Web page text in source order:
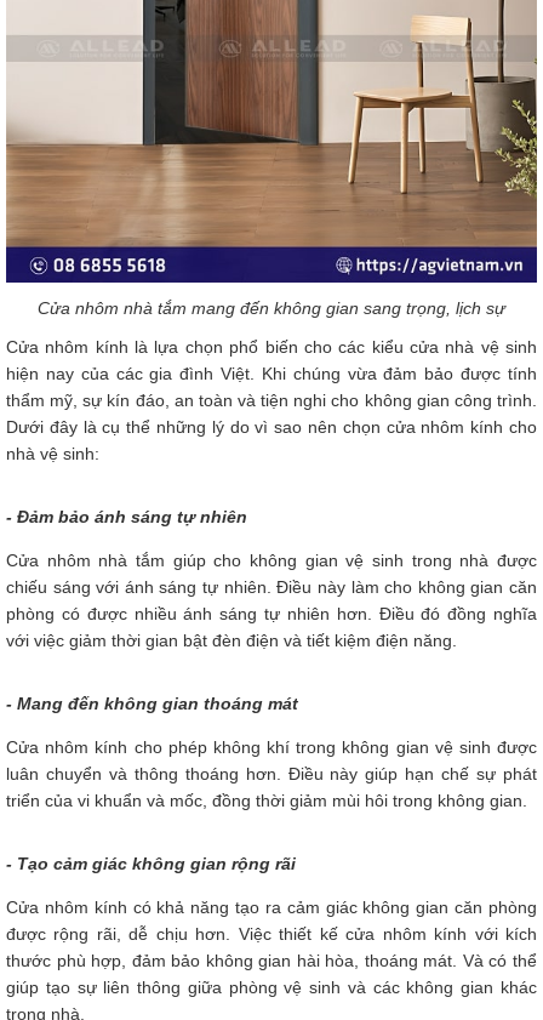
Cửa nhôm nhà tắm mang đến không gian sang trọng, lịch sự
Cửa nhôm kính là lựa chọn phổ biến cho các kiểu cửa nhà vệ sinh
hiện nay của các gia đình Việt. Khi chúng vừa đảm bảo được tính
thẩm mỹ, sự kín đáo, an toàn và tiện nghi cho không gian công trình.
Dưới đây là cụ thể những lý do vì sao nên chọn cửa nhôm kính cho
nhà vệ sinh:
- Đảm bảo ánh sáng tự nhiên
Cửa nhôm nhà tắm giúp cho không gian vệ sinh trong nhà được
chiếu sáng với ánh sáng tự nhiên. Điều này làm cho không gian căn
phòng có được nhiều ánh sáng tự nhiên hơn. Điều đó đồng nghĩa
với việc giảm thời gian bật đèn điện và tiết kiệm điện năng.
- Mang đến không gian thoáng mát
Cửa nhôm kính cho phép không khí trong không gian vệ sinh được
luân chuyển và thông thoáng hơn. Điều này giúp hạn chế sự phát
triển của vi khuẩn và mốc, đồng thời giảm mùi hôi trong không gian.
- Tạo cảm giác không gian rộng rãi
Cửa nhôm kính có khả năng tạo ra cảm giác không gian căn phòng
được rộng rãi, dễ chịu hơn. Việc thiết kế cửa nhôm kính với kích
thước phù hợp, đảm bảo không gian hài hòa, thoáng mát. Và có thể
giúp tạo sự liên thông giữa phòng vệ sinh và các không gian khác
trong nhà.